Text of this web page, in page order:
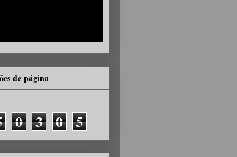
de página
0 3 0 5